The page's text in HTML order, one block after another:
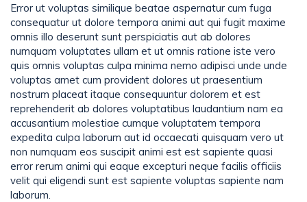
Error ut voluptas similique beatae aspernatur cum fuga
consequatur ut dolore tempora animi aut qui fugit maxime
omnis illo deserunt sunt perspiciatis aut ab dolores
numquam voluptates ullam et ut omnis ratione iste vero
quis omnis voluptas culpa minima nemo adipisci unde unde
voluptas amet cum provident dolores ut praesentium
nostrum placeat itaque consequuntur dolorem et est
reprehenderit ab dolores voluptatibus laudantium nam ea
accusantium molestiae cumque voluptatem tempora
expedita culpa laborum aut id occaecati quisquam vero ut
non numquam eos suscipit animi est est sapiente quasi
error rerum animi qui eaque excepturi neque facilis officiis
velit qui eligendi sunt est sapiente voluptas sapiente nam
laborum.